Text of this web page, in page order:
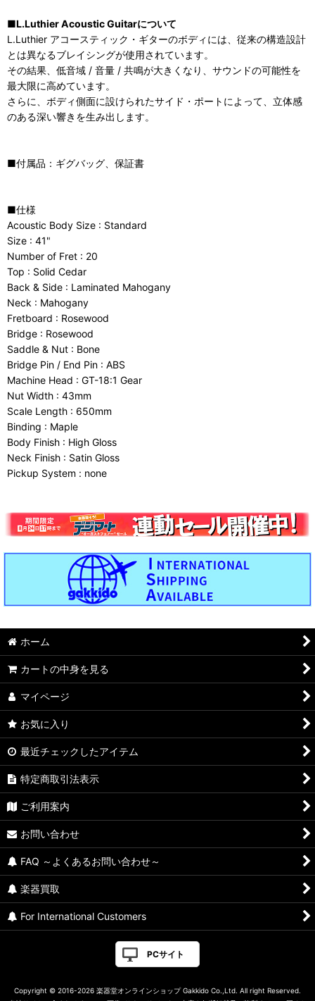
■L.Luthier Acoustic Guitarについて
L.Luthier アコースティック・ギターのボディには、従来の構造設計
とは異なるブレイシングが使用されています。
その結果、低音域 / 音量 / 共鳴が大きくなり、サウンドの可能性を
最大限に高めています。
さらに、ボディ側面に設けられたサイド・ポートによって、立体感
のある深い響きを生み出します。
■付属品：ギグバッグ、保証書
■仕様
Acoustic Body Size : Standard
Size : 41"
Number of Fret : 20
Top : Solid Cedar
Back & Side : Laminated Mahogany
Neck : Mahogany
Fretboard : Rosewood
Bridge : Rosewood
Saddle & Nut : Bone
Bridge Pin / End Pin : ABS
Machine Head : GT-18:1 Gear
Nut Width : 43mm
Scale Length : 650mm
Binding : Maple
Body Finish : High Gloss
Neck Finish : Satin Gloss
Pickup System : none
ホーム
カートの中身を見る
マイページ
お気に入り
最近チェックしたアイテム
特定商取引法表示
ご利用案内
お問い合わせ
FAQ ～よくあるお問い合わせ～
楽器買取
For International Customers
PCサイト
Copyright © 2016-2026 楽器堂オンラインショップ Gakkido Co.,Ltd. All right Reserved.